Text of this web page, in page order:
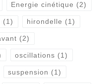
Energie cinétique (2)
(1) hirondelle (1)
(2)
oscillations (1)
suspension (1)